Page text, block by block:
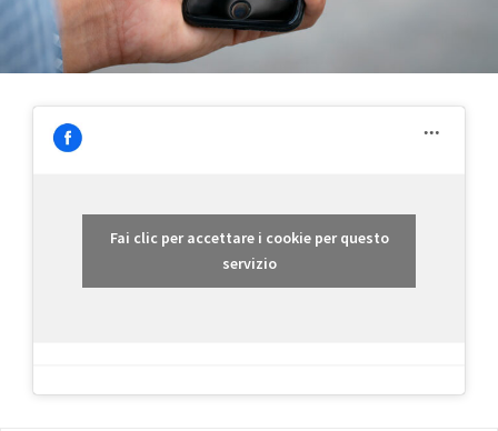
Fai clic per accettare i cookie per questo
servizio